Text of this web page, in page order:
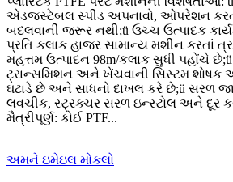
એડજસ્ટેબલ સ્પીડ અપનાવો, ઓપરેશન
બદલવાની જરૂર નથી;ü ઉચ્ચ ઉત્પાદક
પ્રતિ કલાક હાજર સામાન્ય મશીન કરતાં
મહત્તમ ઉત્પાદન 98m/કલાક સુધી પહોંચે
ટ્રાન્સમિશન અને ખેંચવાની સિસ્ટમ
ઘટાડે છે અને સાધનો દાખલ કરે છે;ü સરળ
લવચીક, સ્ટ્રક્ચર સરળ ઇન્સ્ટોલ અને દૂર
મૈત્રીપૂર્ણ: કોઈ PTF...
અમને ઇમેઇલ મોકલો